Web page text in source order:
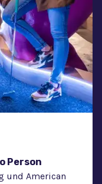
Person
und American